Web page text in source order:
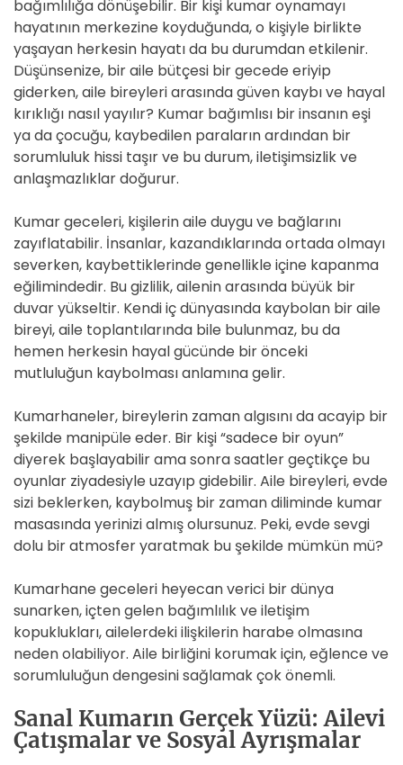
bağımlılığa dönüşebilir. Bir kişi kumar oynamayı
hayatının merkezine koyduğunda, o kişiyle birlikte
yaşayan herkesin hayatı da bu durumdan etkilenir.
Düşünsenize, bir aile bütçesi bir gecede eriyip
giderken, aile bireyleri arasında güven kaybı ve hayal
kırıklığı nasıl yayılır? Kumar bağımlısı bir insanın eşi
ya da çocuğu, kaybedilen paraların ardından bir
sorumluluk hissi taşır ve bu durum, iletişimsizlik ve
anlaşmazlıklar doğurur.
Kumar geceleri, kişilerin aile duygu ve bağlarını
zayıflatabilir. İnsanlar, kazandıklarında ortada olmayı
severken, kaybettiklerinde genellikle içine kapanma
eğilimindedir. Bu gizlilik, ailenin arasında büyük bir
duvar yükseltir. Kendi iç dünyasında kaybolan bir aile
bireyi, aile toplantılarında bile bulunmaz, bu da
hemen herkesin hayal gücünde bir önceki
mutluluğun kaybolması anlamına gelir.
Kumarhaneler, bireylerin zaman algısını da acayip bir
şekilde manipüle eder. Bir kişi “sadece bir oyun”
diyerek başlayabilir ama sonra saatler geçtikçe bu
oyunlar ziyadesiyle uzayıp gidebilir. Aile bireyleri, evde
sizi beklerken, kaybolmuş bir zaman diliminde kumar
masasında yerinizi almış olursunuz. Peki, evde sevgi
dolu bir atmosfer yaratmak bu şekilde mümkün mü?
Kumarhane geceleri heyecan verici bir dünya
sunarken, içten gelen bağımlılık ve iletişim
kopuklukları, ailelerdeki ilişkilerin harabe olmasına
neden olabiliyor. Aile birliğini korumak için, eğlence ve
sorumluluğun dengesini sağlamak çok önemli.
Sanal Kumarın Gerçek Yüzü: Ailevi
Çatışmalar ve Sosyal Ayrışmalar